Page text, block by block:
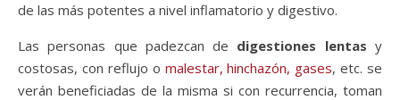
de las más potentes a nivel inflamatorio y digestivo.
Las personas que padezcan de digestiones lentas y
costosas, con reflujo o malestar, hinchazón, gases, etc. se
verán beneficiadas de la misma si con recurrencia, toman